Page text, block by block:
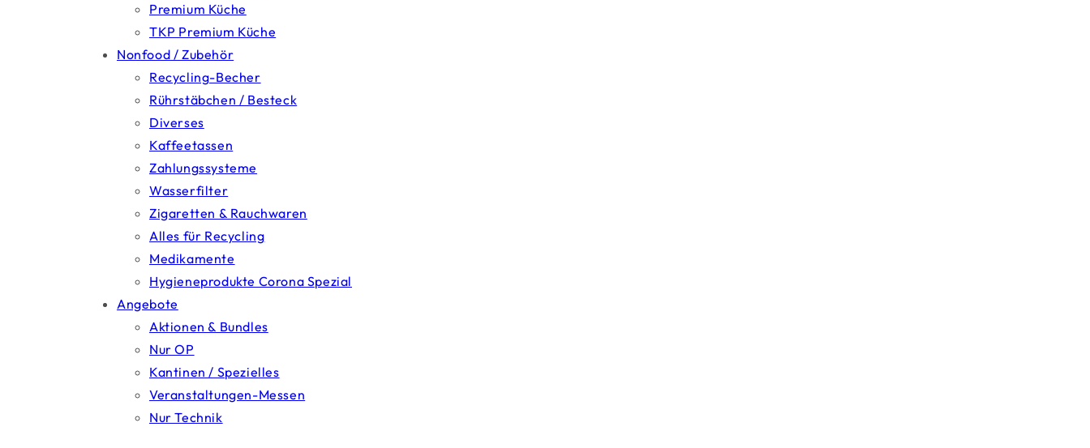
Premium Küche
TKP Premium Küche
Nonfood / Zubehör
Recycling-Becher
Rührstäbchen / Besteck
Diverses
Kaffeetassen
Zahlungssysteme
Wasserfilter
Zigaretten & Rauchwaren
Alles für Recycling
Medikamente
Hygieneprodukte Corona Spezial
Angebote
Aktionen & Bundles
Nur OP
Kantinen / Spezielles
Veranstaltungen-Messen
Nur Technik